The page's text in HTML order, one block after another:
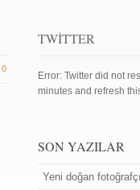
0
TWITTER
Error: Twitter did not
minutes and refresh
SON YAZILAR
Yeni doğan